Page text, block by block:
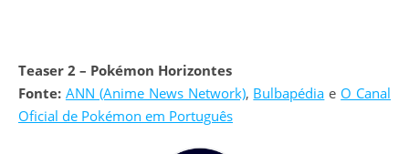
Teaser 2 – Pokémon Horizontes
Fonte: ANN (Anime News Network), Bulbapédia e O Canal
Oficial de Pokémon em Português